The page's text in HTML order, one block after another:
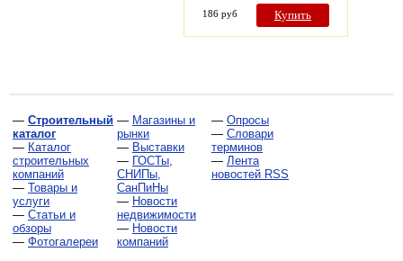
186 руб Купить
— Строительный
каталог
— Каталог
строительных
компаний
— Товары и
услуги
— Статьи и
обзоры
— Фотогалереи
— Магазины и
рынки
— Выставки
— ГОСТы,
СНИПы,
СанПиНы
— Новости
недвижимости
— Новости
компаний
— Опросы
— Словари
терминов
— Лента
новостей RSS